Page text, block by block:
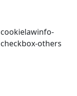
cookielawinfo-
checkbox-others